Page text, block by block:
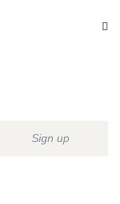
Sign up